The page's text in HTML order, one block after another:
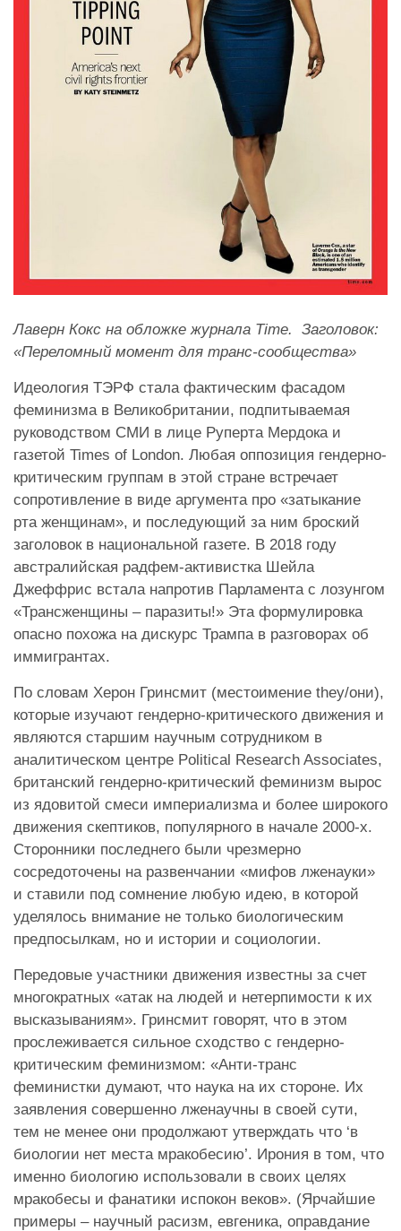
Лаверн Кокс на обложке журнала Time. Заголовок:
«Переломный момент для транс-сообщества»
Идеология ТЭРФ стала фактическим фасадом
феминизма в Великобритании, подпитываемая
руководством СМИ в лице Руперта Мердока и
газетой Times of London. Любая оппозиция гендерно-
критическим группам в этой стране встречает
сопротивление в виде аргумента про «затыкание
рта женщинам», и последующий за ним броский
заголовок в национальной газете. В 2018 году
австралийская радфем-активистка Шейла
Джеффрис встала напротив Парламента с лозунгом
«Трансженщины – паразиты!» Эта формулировка
опасно похожа на дискурс Трампа в разговорах об
иммигрантах.
По словам Херон Гринсмит (местоимение they/они),
которые изучают гендерно-критического движения и
являются старшим научным сотрудником в
аналитическом центре Political Research Associates,
британский гендерно-критический феминизм вырос
из ядовитой смеси империализма и более широкого
движения скептиков, популярного в начале 2000-х.
Сторонники последнего были чрезмерно
сосредоточены на развенчании «мифов лженауки»
и ставили под сомнение любую идею, в которой
уделялось внимание не только биологическим
предпосылкам, но и истории и социологии.
Передовые участники движения известны за счет
многократных «атак на людей и нетерпимости к их
высказываниям». Гринсмит говорят, что в этом
прослеживается сильное сходство с гендерно-
критическим феминизмом: «Анти-транс
феминистки думают, что наука на их стороне. Их
заявления совершенно лженаучны в своей сути,
тем не менее они продолжают утверждать что ‘в
биологии нет места мракобесию’. Ирония в том, что
именно биологию использовали в своих целях
мракобесы и фанатики испокон веков». (Ярчайшие
примеры – научный расизм, евгеника, оправдание